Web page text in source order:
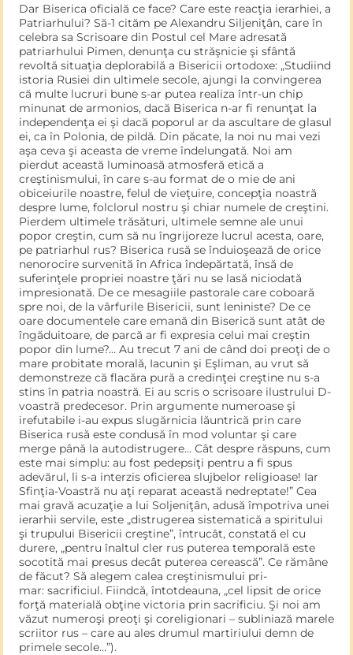
Dar Biserica oficială ce face? Care este reacţia ierarhiei, a
Patri­arhului? Să-1 cităm pe Alexandru Siljeniţân, care în
celebra sa Scrisoare din Postul cel Mare adresată
patriarhului Pimen, denunţa cu străşnicie şi sfântă
revoltă situaţia deplorabilă a Bisericii orto­doxe: „Studiind
istoria Rusiei din ultimele secole, ajungi la convingerea
că multe lucruri bune s-ar putea realiza într-un chip
minunat de armonios, dacă Biserica n-ar fi renunţat la
independenţa ei şi dacă poporul ar da ascultare de glasul
ei, ca în Polonia, de pildă. Din păcate, la noi nu mai vezi
aşa ceva şi aceasta de vre­me îndelungată. Noi am
pierdut această luminoasă atmosferă etică a
creştinismului, în care s-au format de o mie de ani
obiceiurile noastre, felul de vieţuire, concepţia noastră
despre lume, folclorul nostru şi chiar numele de creştini.
Pierdem ultimele trăsături, ultimele semne ale unui
popor creştin, cum să nu îngrijoreze lucrul acesta, oare,
pe patriarhul rus? Biserica rusă se înduioşează de orice
nenorocire survenită în Africa îndepărtată, însă de
suferinţele propriei noastre ţări nu se lasă niciodată
impresionată. De ce mesagiile pastorale care coboară
spre noi, de la vârfurile Bisericii, sunt leniniste? De ce
oare documentele care emană din Biserică sunt atât de
îngăduitoare, de parcă ar fi expresia celui mai creştin
popor din lume?… Au trecut 7 ani de când doi preoţi de o
mare probitate morală, Iacunin şi Eşliman, au vrut să
demonstreze că flacăra pură a credinţei creştine nu s-a
stins în patria noastră. Ei au scris o scrisoare ilustrului D-
voastră predecesor. Prin argumente numeroase şi
irefutabile i-au expus slugărnicia lăuntrică prin care
Biserica rusă este condusă în mod voluntar şi care
merge până la autodistrugere… Cât despre răspuns, cum
este mai simplu: au fost pedepsiţi pentru a fi spus
adevărul, li s-a interzis oficierea slujbe­lor religioase! Iar
Sfinţia-Voastră nu aţi reparat această nedreptate!” Cea
mai gravă acuzaţie a lui Soljeniţân, adusă împotriva unei
ierarhii servile, este „distrugerea sistematică a spiritului
şi trupului Bisericii creştine”, întrucât, constată el cu
durere, „pentru înaltul cler rus puterea temporală este
socotită mai presus decât puterea cerească”. Ce rămâne
de făcut? Să alegem calea creştinismului pri­
mar: sacrificiul. Fiindcă, întotdeauna, „cel lipsit de orice
forţă materială obţine victoria prin sacrificiu. Şi noi am
văzut numeroşi preoţi şi coreligionari – subliniază marele
scriitor rus – care au ales drumul martiriului demn de
primele secole…”).